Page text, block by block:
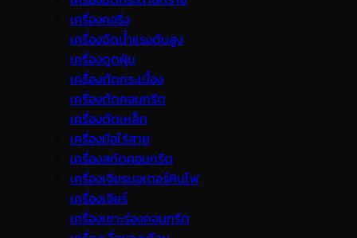
เครื่องคอริ่ง
เครื่องฉีดน้ำแรงดันสูง
เครื่องดูดฝุ่น
เครื่องตัดกระเบื้อง
เครื่องตัดคอนกรีต
เครื่องตัดเหล็ก
เครื่องมือไร้สาย
เครื่องสกัดคอนกรีต
เครื่องเจียรมอเตอร์หินไฟ
เครื่องเจียร์
เครื่องเซาะร่องคอนกรีต